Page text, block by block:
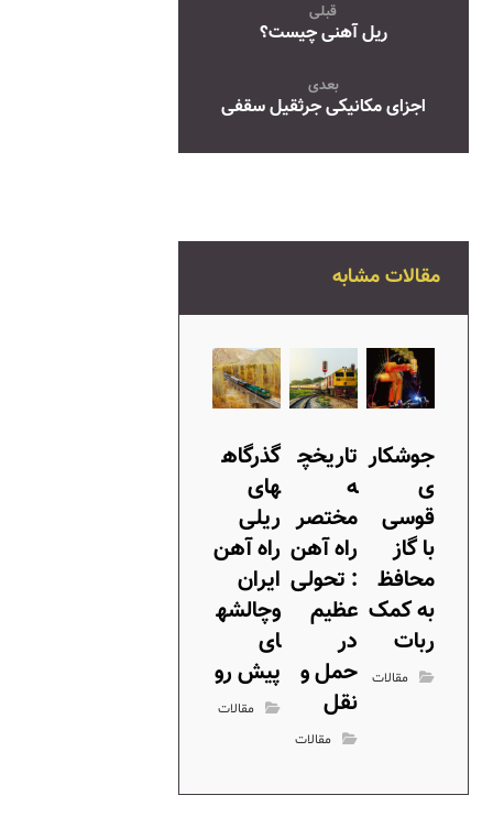
قبلی
ریل آهنی چیست؟
بعدی
اجزای مکانیکی جرثقیل سقفی
مقالات مشابه
جوشکار
ی
قوسی
با گاز
محافظ
به کمک
ربات
مقالات
تاریخچ
ه
مختصر
راه آهن
: تحولی
عظیم
در
حمل و
نقل
مقالات
گذرگاه
های
ریلی
راه آهن
ایران
وچالشه
ای
پیش رو
مقالات